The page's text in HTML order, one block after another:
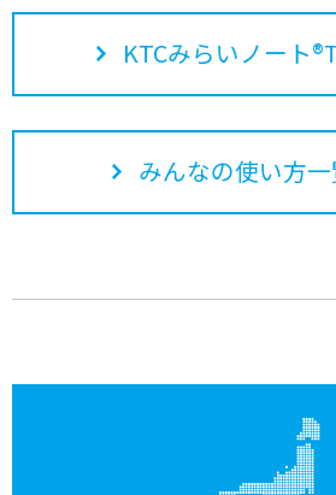
KTCみらいノート
みんなの使い方